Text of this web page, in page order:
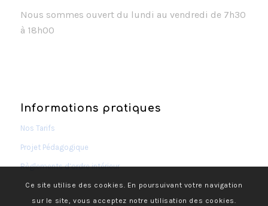
Nous sommes ouvert du lundi au vendredi de 7h30
à 18h00
Informations pratiques
Nos Tarifs
Projet Pédagogique
Règlements d’ordre intérieur
Ce site utilise des cookies. En poursuivant votre navigation
sur le site, vous acceptez notre utilisation des cookies.